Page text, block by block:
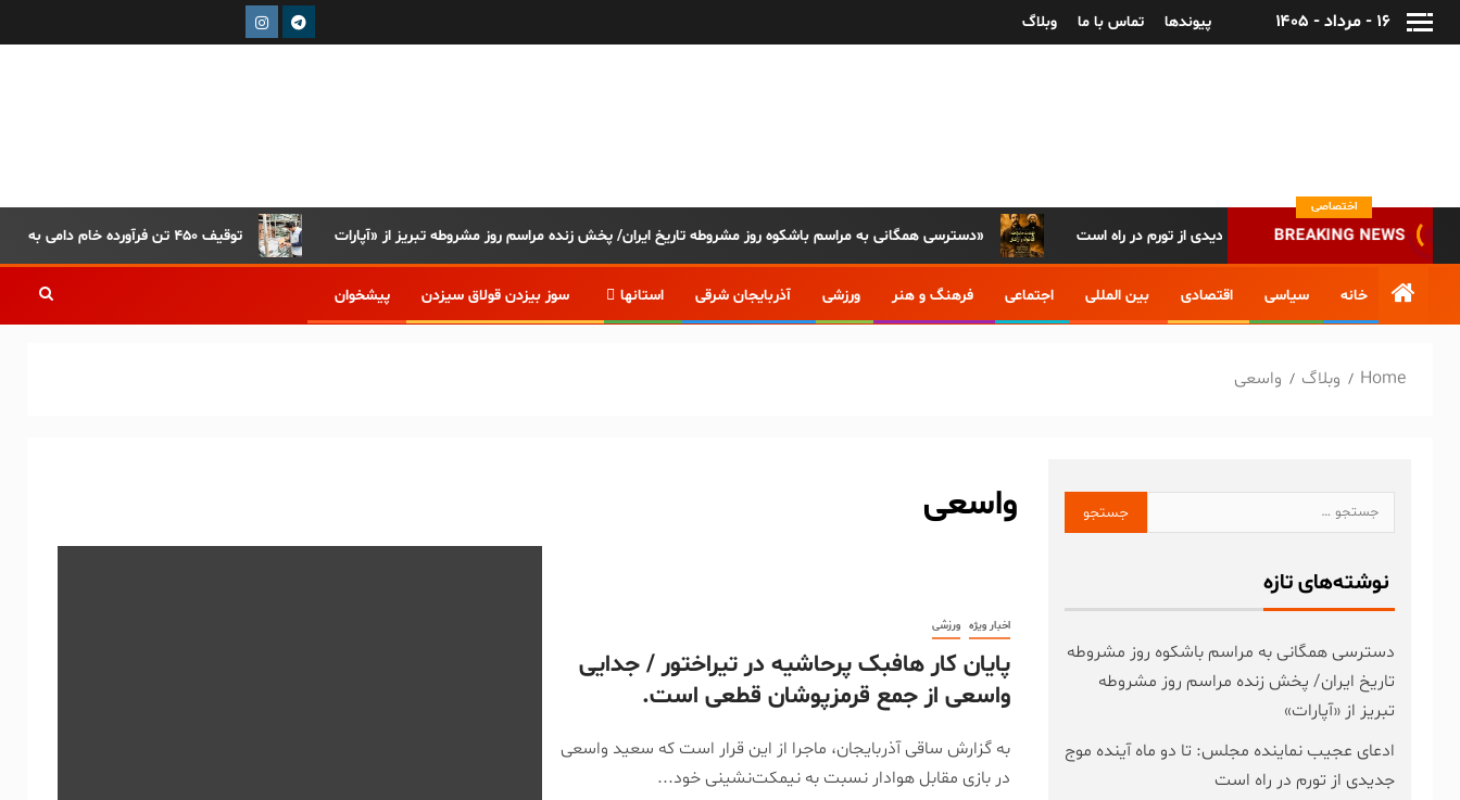
۱۶ - مرداد - ۱۴۰۵ پیوندها تماس با ما وبلاگ
اختصاصی
BREAKING NEWS توقیف ۴۵۰ تن فرآورده خام دامی به دلیل رعایت نکردن ضوابط بهداشتی دسترسی همگانی به مراسم باشکوه روز مشروطه تاریخ ایران/ پخش زنده مراسم روز مشروطه تبریز از «آپارات» تا دو ماه آینده موج جدیدی از تورم در راه است
خانه سیاسی اقتصادی بین المللی اجتماعی فرهنگ و هنر ورزشی آذربایجان شرقی استانها سوز بیزدن قولاق سیزدن پیشخوان
Home وبلاگ واسعی
واسعی
اخبار ویژه ورزشی
پایان کار هافبک پرحاشیه در تیراختور / جدایی
واسعی از جمع قرمزپوشان قطعی است.
به گزارش ساقی آذربایجان، ماجرا از این قرار است که سعید واسعی
در بازی مقابل هوادار نسبت به نیمکت‌نشینی خود...
نوشته‌های تازه
دسترسی همگانی به مراسم باشکوه روز مشروطه
تاریخ ایران/ پخش زنده مراسم روز مشروطه
تبریز از «آپارات»
ادعای عجیب نماینده مجلس: تا دو ماه آینده موج
جدیدی از تورم در راه است